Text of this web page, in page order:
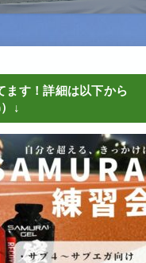
ます！詳細は以下から
↓